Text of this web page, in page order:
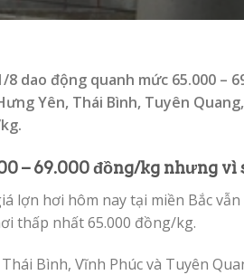
8 dao động quanh mức 65.000 –
Yên, Thái Bình, Tuyên
– 69.000 đồng/kg nhưng
lợn hơi hôm nay tại miền Bắc
thấp nhất 65.000 đồng/kg.
Bình, Vĩnh Phúc và Tuyên